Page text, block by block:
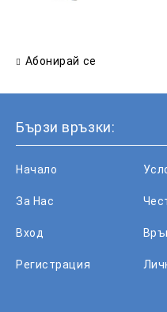
Абонирай се
Бързи връзки:
Начало
За Нас
Вход
Регистрация